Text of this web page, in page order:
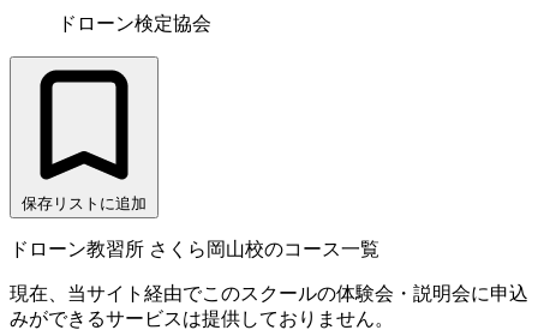
ドローン検定協会
保存リストに追加
ドローン教習所 さくら岡山校のコース一覧
現在、当サイト経由でこのスクールの体験会・説明会に申込
みができるサービスは提供しておりません。